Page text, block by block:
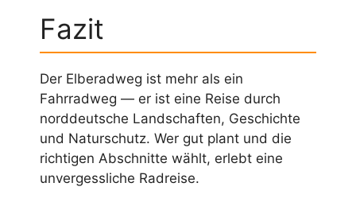
Fazit
Der Elberadweg ist mehr als ein
Fahrradweg — er ist eine Reise durch
norddeutsche Landschaften, Geschichte
und Naturschutz. Wer gut plant und die
richtigen Abschnitte wählt, erlebt eine
unvergessliche Radreise.